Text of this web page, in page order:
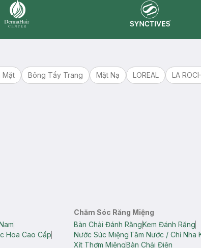
Mặt Bông Tẩy Trang Mặt Nạ LOREAL LA
Hoa Cao Cấp
Chăm Sóc Răng Miệng
Bàn Chải Đánh RăngKem Đánh Răng
Nước Súc MiệngTăm Nước / Chỉ Nha
Xịt Thơm MiệngBàn Chải Điện